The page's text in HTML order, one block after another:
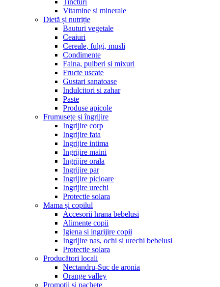
Vitamine si minerale
Dietă și nutriție
Bauturi vegetale
Ceaiuri
Cereale, fulgi, musli
Condimente
Faina, pulberi si mixuri
Fructe uscate
Gustari sanatoase
Indulcitori si zahar
Paste
Produse apicole
Frumusețe și îngrijire
Ingrijire corp
Ingrijire fata
Ingrijire intima
Ingrijire maini
Ingrijire orala
Ingrijire par
Ingrijire picioare
Ingrijire urechi
Protectie solara
Mama și copilul
Accesorii hrana bebelusi
Alimente copii
Igiena si ingrijire copii
Ingrijire nas, ochi si urechi bebelusi
Protectie solara
Producători locali
Nectandru-Suc de aronia
Orange valley
Promotii si pachete